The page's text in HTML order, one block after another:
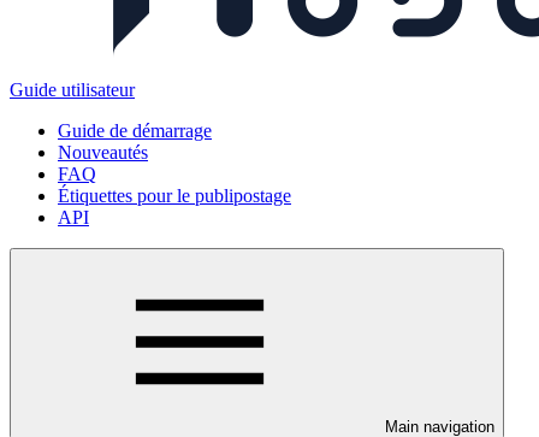
Guide utilisateur
Guide de démarrage
Nouveautés
FAQ
Étiquettes pour le publipostage
API
Main navigation